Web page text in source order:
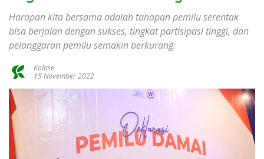
Harapan kita bersama adalah tahapan pemilu serentak
bisa berjalan dengan sukses, tingkat partisipasi tinggi, dan
pelanggaran pemilu semakin berkurang.
Kolase
15 November 2022